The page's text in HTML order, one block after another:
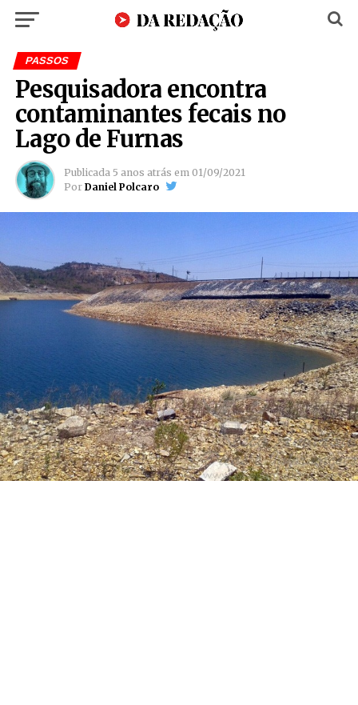
PASSOS
Pesquisadora encontra
contaminantes fecais no
Lago de Furnas
Publicada 5 anos atrás em 01/09/2021
Por Daniel Polcaro